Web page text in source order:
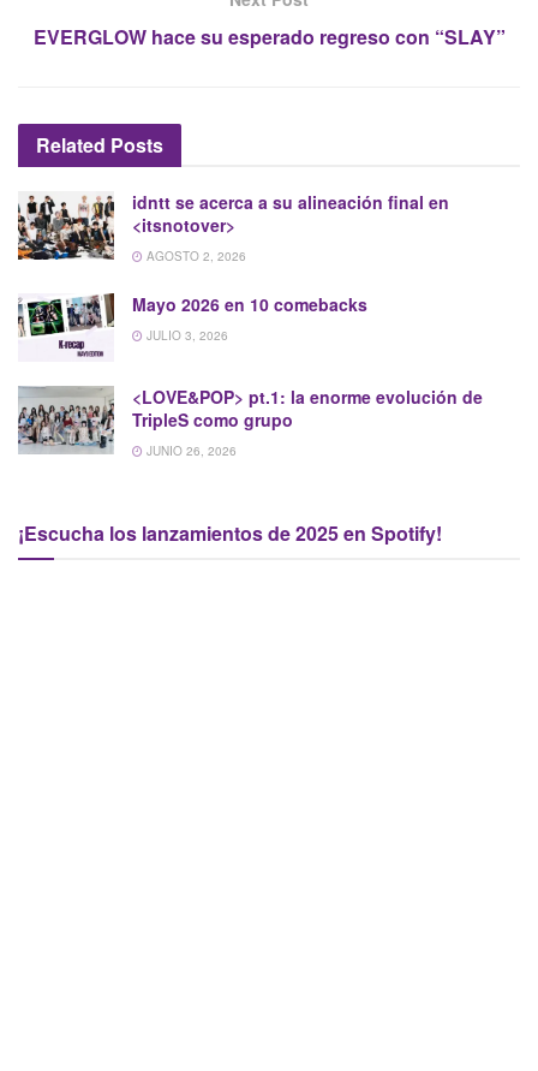
EVERGLOW hace su esperado regreso con “SLAY”
Related Posts
idntt se acerca a su alineación final en
<itsnotover>
AGOSTO 2, 2026
Mayo 2026 en 10 comebacks
JULIO 3, 2026
<LOVE&POP> pt.1: la enorme evolución de
TripleS como grupo
JUNIO 26, 2026
¡Escucha los lanzamientos de 2025 en Spotify!